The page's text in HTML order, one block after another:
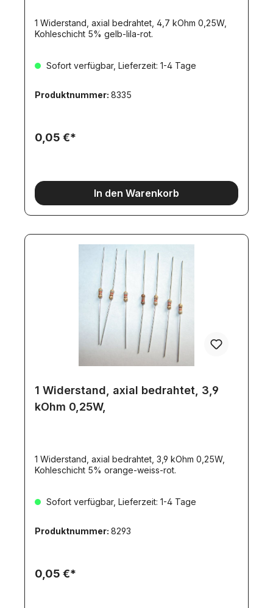
1 Widerstand, axial bedrahtet, 4,7 kOhm 0,25W,
Kohleschicht 5% gelb-lila-rot.
Sofort verfügbar, Lieferzeit: 1-4 Tage
Produktnummer: 8335
0,05 €*
In den Warenkorb
1 Widerstand, axial bedrahtet, 3,9
kOhm 0,25W,
1 Widerstand, axial bedrahtet, 3,9 kOhm 0,25W,
Kohleschicht 5% orange-weiss-rot.
Sofort verfügbar, Lieferzeit: 1-4 Tage
Produktnummer: 8293
0,05 €*